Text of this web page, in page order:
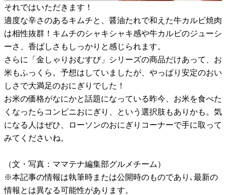
それではいただきます！
適度な辛さのあるキムチと、醤油たれで和えた牛カルビ焼肉
は相性抜群！キムチのシャキシャキ感や牛カルビのジューシ
ーさ、香ばしさもしっかりと感じられます。
さらに「金しゃりおむすび」シリーズの商品だけあって、お
米もふっくら。予想はしていましたが、やっぱり安定のおい
しさで大満足のおにぎりでした！
お米の価格がなにかと話題になっている昨今、お米を食べた
くなったらコンビニおにぎり、という選択肢もありかも。気
になる人はぜひ、ローソンのおにぎりコーナーで手に取って
みてくださいね。
（文・写真：ママテナ編集部グルメチーム）
※本記事の情報は執筆時または公開時のものであり､最新の
情報とは異なる可能性があります。